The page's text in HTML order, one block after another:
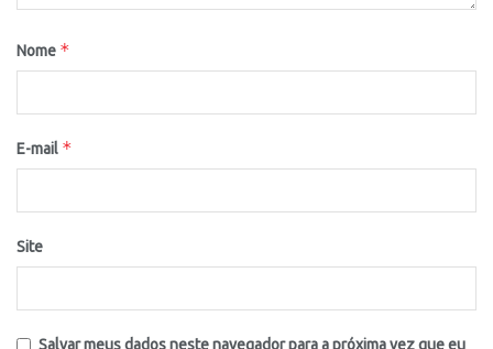
Nome *
E-mail *
Site
Salvar meus dados neste navegador para a próxima vez que eu